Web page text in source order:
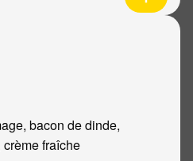
bacon de dinde,
fraîche